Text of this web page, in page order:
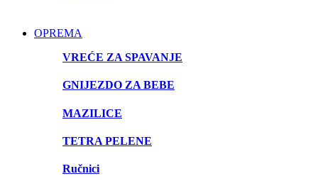
OPREMA
VREĆE ZA SPAVANJE
GNIJEZDO ZA BEBE
MAZILICE
TETRA PELENE
Ručnici